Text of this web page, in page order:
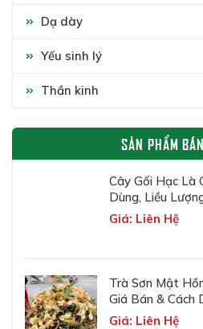
Dạ dày
Yếu sinh lý
Thần kinh
SẢN PHẨM
Cây Gối Hạc Là
Dùng, Liều
Giá: Liên Hệ
Trà Sơn Mật
Giá Bán & Cách
Giá: Liên Hệ